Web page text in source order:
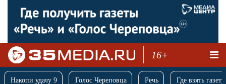
16+
Накопи удачу 9 Голос Череповца Речь Где взять